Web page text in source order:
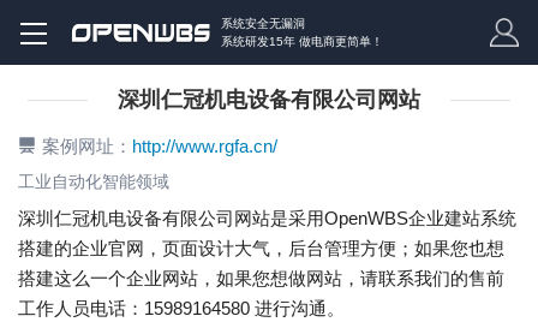
系统安全无漏洞
系统研发15年 做电商更简单！
深圳仁冠机电设备有限公司网站
案例网址： http://www.rgfa.cn/
工业自动化智能领域
深圳仁冠机电设备有限公司网站是采用OpenWBS企业建站系统
搭建的企业官网，页面设计大气，后台管理方便；如果您也想
搭建这么一个企业网站，如果您想做网站，请联系我们的售前
工作人员电话：15989164580 进行沟通。